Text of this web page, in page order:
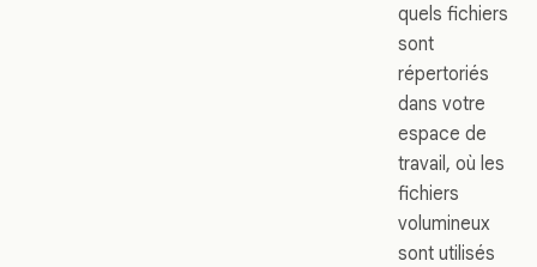
quels fichiers
sont
répertoriés
dans votre
espace de
travail, où les
fichiers
volumineux
sont utilisés